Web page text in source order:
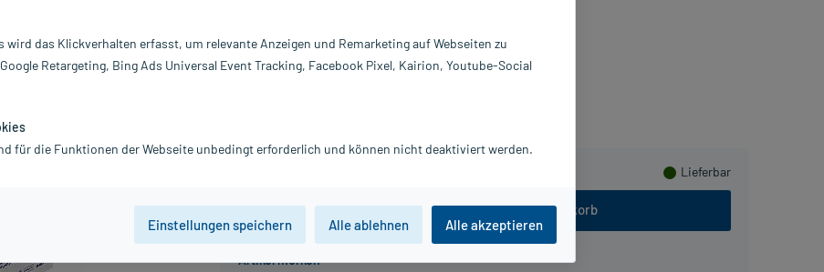
Lieferbar
In den Warenkorb
Hersteller:
PAUL HARTMANN AG
wird das Klickverhalten erfasst, um relevante Anzeigen und Remarketing auf Webseiten zu
Retargeting, Bing Ads Universal Event Tracking, Facebook Pixel, Kairion, Youtube-Social
für die Funktionen der Webseite unbedingt erforderlich und können nicht deaktiviert werden.
Einstellungen speichern Alle ablehnen Alle akzeptieren